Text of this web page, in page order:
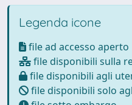
Legenda icone
file ad accesso aperto
file disponibili sulla
file disponibili agli
file disponibili solo